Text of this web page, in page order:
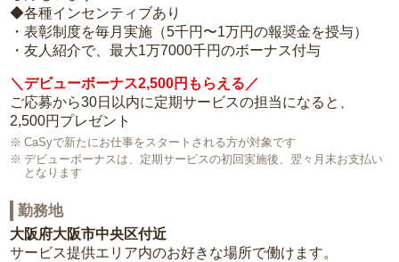
◆各種インセンティブあり
・表彰制度を毎月実施（5千円〜1万円の報奨金を授与）
・友人紹介で、最大1万7000千円のボーナス付与
＼デビューボーナス2,500円もらえる／
ご応募から30日以内に定期サービスの担当になると、
2,500円プレゼント
CaSyで新たにお仕事をスタートされる方が対象です
デビューボーナスは、定期サービスの初回実施後、翌々月末お支払い
となります
勤務地
大阪府大阪市中央区付近
サービス提供エリア内のお好きな場所で働けます。